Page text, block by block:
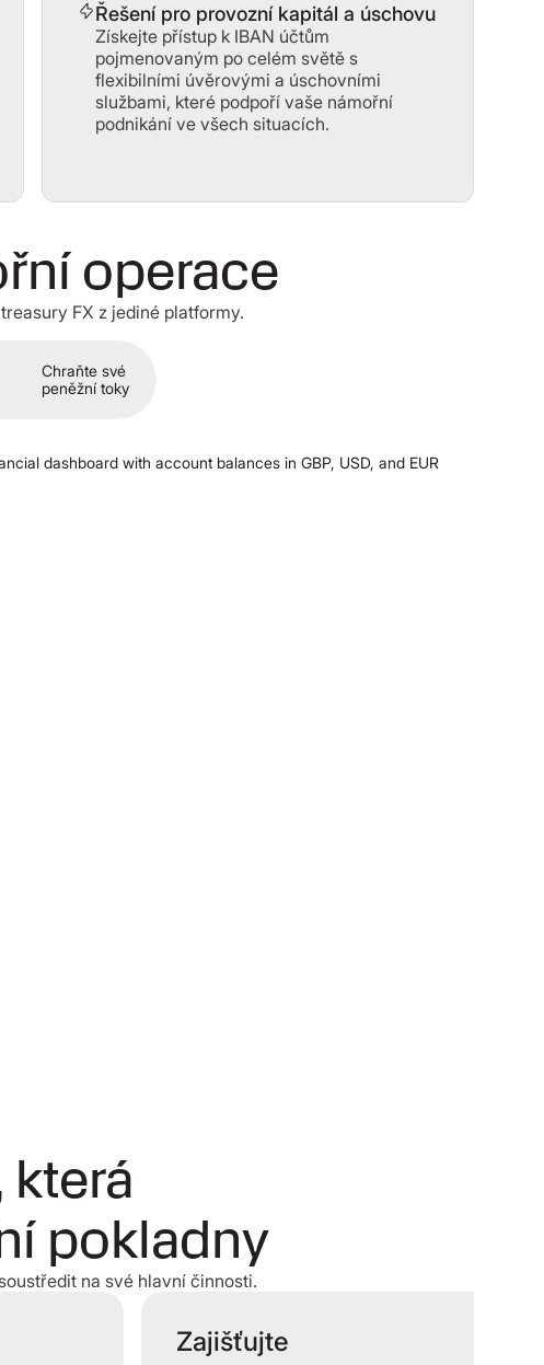
Řešení pro provozní kapitál a úschovu
Získejte přístup k IBAN účtům
pojmenovaným po celém světě s
flexibilními úvěrovými a úschovními
službami, které podpoří vaše námořní
podnikání ve všech situacích.
operace
FX z jediné platformy.
Chraňte své
peněžní toky
pokladny
na své hlavní činnosti.
Zajišťujte